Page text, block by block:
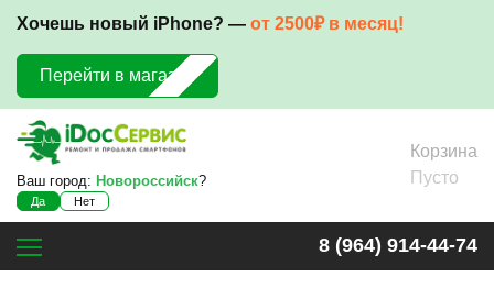
Хочешь новый iPhone? — от 2500₽ в месяц!
Перейти в магазин
Ваш город: Новороссийск?
Да Нет
Корзина
Пусто
8 (964) 914-44-74